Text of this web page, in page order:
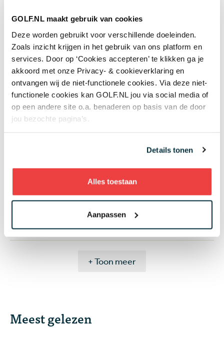
GOLF.NL maakt gebruik van cookies
Deze worden gebruikt voor verschillende doeleinden.
Zoals inzicht krijgen in het gebruik van ons platform en
services. Door op ‘Cookies accepteren’ te klikken ga je
akkoord met onze Privacy- & cookieverklaring en
ontvangen wij de niet-functionele cookies. Via deze niet-
functionele cookies kan GOLF.NL jou via social media of
op een andere site o.a. benaderen op basis van de door
jou bezochte pagina’s.
Details tonen
Alles toestaan
Aanpassen
Jeugd
Vandaag Review Shot Scope H50: een digitaal
caddieboekje voor de GPS-liefhebber
Equipment
07 aug
Golfbaan The Fox gekocht door Brabantse
vastgoedbelegger: maar gaat er ook gegolft
worden op het terrein?
Banen & Clubs
verschil tussen de oudste en jongste
07 aug
Wisselbeker van jeugdtour gevonden in
verrassing tevoorschijn'
Overig nieuws
+ Toon meer
Meest gelezen